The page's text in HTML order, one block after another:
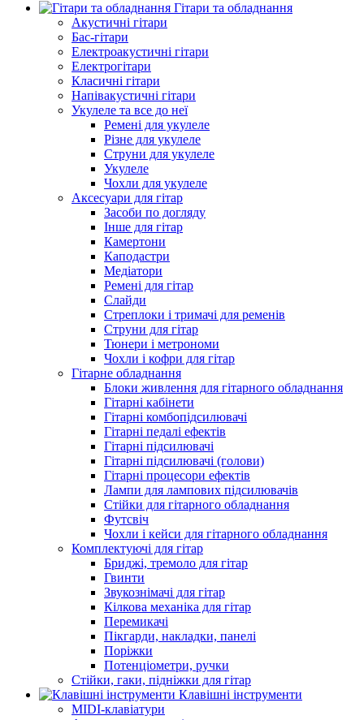
Гітари та обладнання
Акустичні гітари
Бас-гітари
Електроакустичні гітари
Електрогітари
Класичні гітари
Напівакустичні гітари
Укулеле та все до неї
Ремені для укулеле
Різне для укулеле
Струни для укулеле
Укулеле
Чохли для укулеле
Аксесуари для гітар
Засоби по догляду
Інше для гітар
Камертони
Каподастри
Медіатори
Ремені для гітар
Слайди
Стреплоки і тримачі для ременів
Струни для гітар
Тюнери і метрономи
Чохли і кофри для гітар
Гітарне обладнання
Блоки живлення для гітарного обладнання
Гітарні кабінети
Гітарні комбопідсилювачі
Гітарні педалі ефектів
Гітарні підсилювачі
Гітарні підсилювачі (голови)
Гітарні процесори ефектів
Лампи для лампових підсилювачів
Стійки для гітарного обладнання
Футсвіч
Чохли і кейси для гітарного обладнання
Комплектуючі для гітар
Бриджі, тремоло для гітар
Гвинти
Звукознімачі для гітар
Кілкова механіка для гітар
Перемикачі
Пікгарди, накладки, панелі
Поріжки
Потенціометри, ручки
Стійки, гаки, підніжки для гітар
Клавішні інструменти
MIDI-клавіатури